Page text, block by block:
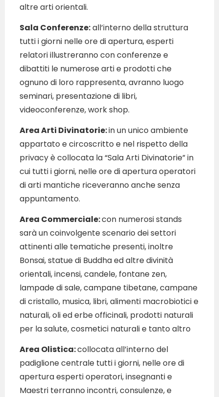
altre arti orientali.
Sala Conferenze:all’interno della struttura
tutti i giorni nelle ore di apertura, esperti
relatori illustreranno con conferenze e
dibattiti le numerose arti e prodotti che
ognuno di loro rappresenta, avranno luogo
seminari, presentazione di libri,
videoconferenze, work shop.
Area Arti Divinatorie:in un unico ambiente
appartato e circoscritto e nel rispetto della
privacy è collocata la “Sala Arti Divinatorie” in
cui tutti i giorni, nelle ore di apertura operatori
di arti mantiche riceveranno anche senza
appuntamento.
Area Commerciale:con numerosi stands
sarà un coinvolgente scenario dei settori
attinenti alle tematiche presenti, inoltre
Bonsai, statue di Buddha ed altre divinità
orientali, incensi, candele, fontane zen,
lampade di sale, campane tibetane, campane
di cristallo, musica, libri, alimenti macrobiotici e
naturali, oli ed erbe officinali, prodotti naturali
per la salute, cosmetici naturali e tanto altro
Area Olistica:collocata all’interno del
padiglione centrale tutti i giorni, nelle ore di
apertura esperti operatori, insegnanti e
Maestri terranno incontri, consulenze, e